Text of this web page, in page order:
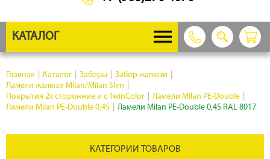
КАТАЛОГ
Главная Каталог Заборы Забор жалюзи
Ламели жалюзи Milan/Milan Slim
Покрытия 2х сторонние и с TwinColor
Ламели Milan PE-Double
Ламели Milan PE-Double 0,45
Ламели Milan PE-Double 0,45 RAL 8017
КАТЕГОРИИ ТОВАРОВ